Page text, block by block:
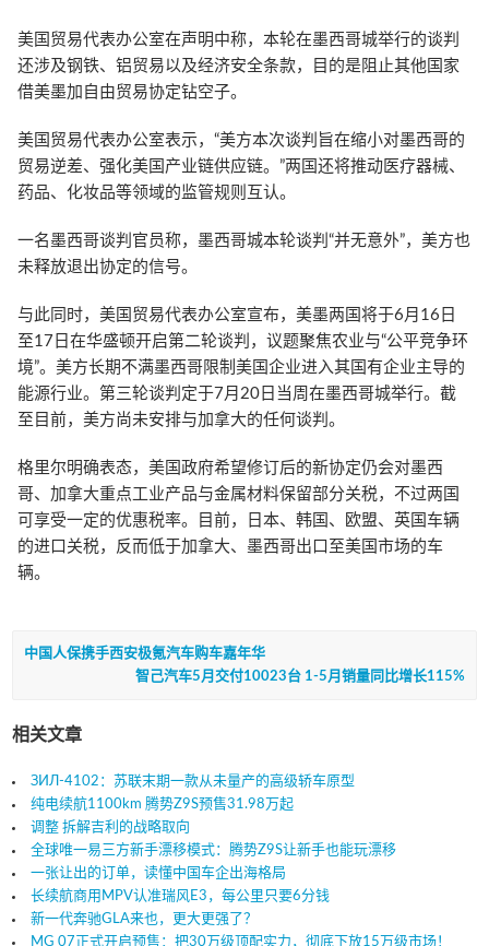
美国贸易代表办公室在声明中称，本轮在墨西哥城举行的谈判
还涉及钢铁、铝贸易以及经济安全条款，目的是阻止其他国家
借美墨加自由贸易协定钻空子。
美国贸易代表办公室表示，“美方本次谈判旨在缩小对墨西哥的
贸易逆差、强化美国产业链供应链。”两国还将推动医疗器械、
药品、化妆品等领域的监管规则互认。
一名墨西哥谈判官员称，墨西哥城本轮谈判“并无意外”，美方也
未释放退出协定的信号。
与此同时，美国贸易代表办公室宣布，美墨两国将于6月16日
至17日在华盛顿开启第二轮谈判，议题聚焦农业与“公平竞争环
境”。美方长期不满墨西哥限制美国企业进入其国有企业主导的
能源行业。第三轮谈判定于7月20日当周在墨西哥城举行。截
至目前，美方尚未安排与加拿大的任何谈判。
格里尔明确表态，美国政府希望修订后的新协定仍会对墨西
哥、加拿大重点工业产品与金属材料保留部分关税，不过两国
可享受一定的优惠税率。目前，日本、韩国、欧盟、英国车辆
的进口关税，反而低于加拿大、墨西哥出口至美国市场的车
辆。
中国人保携手西安极氪汽车购车嘉年华
智己汽车5月交付10023台 1-5月销量同比增长115%
相关文章
ЗИЛ-4102：苏联末期一款从未量产的高级轿车原型
纯电续航1100km 腾势Z9S预售31.98万起
调整 拆解吉利的战略取向
全球唯一易三方新手漂移模式：腾势Z9S让新手也能玩漂移
一张让出的订单，读懂中国车企出海格局
长续航商用MPV认准瑞风E3，每公里只要6分钱
新一代奔驰GLA来也，更大更强了？
MG 07正式开启预售：把30万级顶配实力，彻底下放15万级市场！